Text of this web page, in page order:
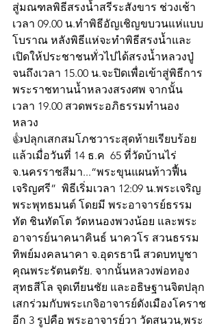
สู่มณฑลพิธีสรงน้ำสรีระสังขาร ช่วงเช้า
เวลา 09.00 น.ทำพิธีอัญเชิญขบวนแห่แบบ
โบราณ หลังพิธีแห่จะทำพิธีสรงน้ำและ
เปิดให้ประชาชนทั่วไปได้สรงน้ำหลวงปู่
จนถึงเวลา 15.00 น.จะปิดเพื่อเข้าสู่พิธีการ
พระราชทานน้ำหลวงสรงศพ จากนั้น
เวลา 19.00 สวดพระอภิธรรมทำนอง
หลวง
👍ปลุกเสกสมโภชวาระสุดท้ายเรียบร้อย
แล้วเมื่อวันที่ 14 ธ.ค  65 ที่วัดบ้านไร่
จ.นครราชสีมา...“พระขุนแผนท้าวฟื้น
เจริญศรี”  พิธีเริ่มเวลา 12:09 น.พระเจริญ
พระพุทธมนต์ โดยมี พระอาจารย์ธรรม
ทัต ชินทัตโต วัดหนองพวงน้อย และพระ
อาจารย์นาคนาคินธ์ นาควโร สวนธรรม
ทิพย์มงคลนาคา จ.อุดรธานี สวดบทบูชา
คุณพระรัตนตรัย. จากนั้นหลวงพ่อทอง
สุทธสีโล จุดเทียนชัย และอธิษฐานจิตปลุก
เสกร่วมกับพระเกจิอาจารย์ดังเมืองโคราช
อีก 3 รูปคือ พระอาจารย์วา วัดสนวน,พระ